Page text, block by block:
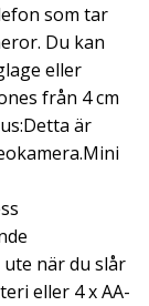
som tar
Du kan
eller
från 4 cm
är
när du slår
eller 4 x AA-